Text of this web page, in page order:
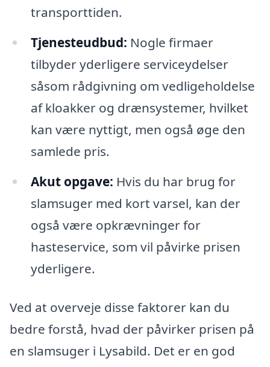
transporttiden.
Tjenesteudbud: Nogle firmaer
tilbyder yderligere serviceydelser
såsom rådgivning om vedligeholdelse
af kloakker og drænsystemer, hvilket
kan være nyttigt, men også øge den
samlede pris.
Akut opgave: Hvis du har brug for
slamsuger med kort varsel, kan der
også være opkrævninger for
hasteservice, som vil påvirke prisen
yderligere.
Ved at overveje disse faktorer kan du
bedre forstå, hvad der påvirker prisen på
en slamsuger i Lysabild. Det er en god